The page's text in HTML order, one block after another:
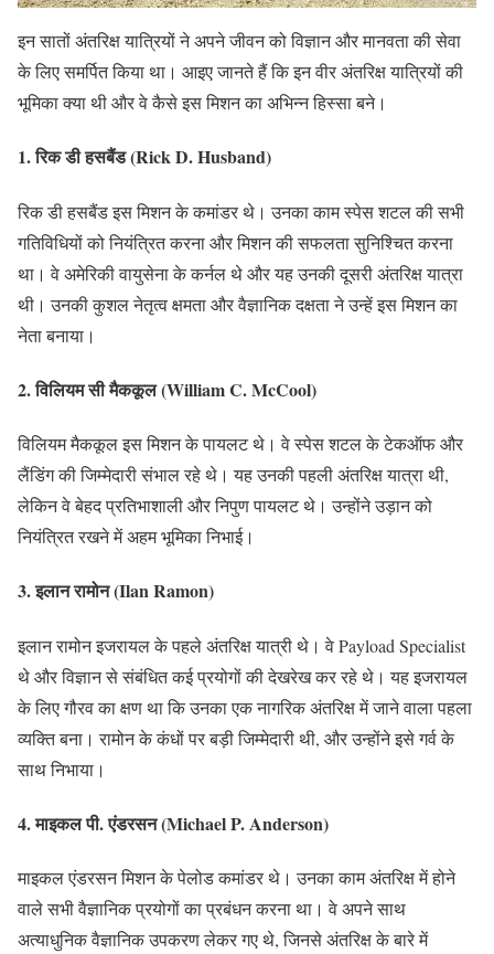
इन सातों अंतरिक्ष यात्रियों ने अपने जीवन को विज्ञान और मानवता की सेवा
के लिए समर्पित किया था। आइए जानते हैं कि इन वीर अंतरिक्ष यात्रियों की
भूमिका क्या थी और वे कैसे इस मिशन का अभिन्न हिस्सा बने।
1.रिक डी हसबैंड (Rick D. Husband)
रिक डी हसबैंड इस मिशन के कमांडर थे। उनका काम स्पेस शटल की सभी
गतिविधियों को नियंत्रित करना और मिशन की सफलता सुनिश्चित करना
था। वे अमेरिकी वायुसेना के कर्नल थे और यह उनकी दूसरी अंतरिक्ष यात्रा
थी। उनकी कुशल नेतृत्व क्षमता और वैज्ञानिक दक्षता ने उन्हें इस मिशन का
नेता बनाया।
2.विलियम सी मैककूल (William C. McCool)
विलियम मैककूल इस मिशन के पायलट थे। वे स्पेस शटल के टेकऑफ और
लैंडिंग की जिम्मेदारी संभाल रहे थे। यह उनकी पहली अंतरिक्ष यात्रा थी,
लेकिन वे बेहद प्रतिभाशाली और निपुण पायलट थे। उन्होंने उड़ान को
नियंत्रित रखने में अहम भूमिका निभाई।
3.इलान रामोन (Ilan Ramon)
इलान रामोन इजरायल के पहले अंतरिक्ष यात्री थे। वे Payload Specialist
थे और विज्ञान से संबंधित कई प्रयोगों की देखरेख कर रहे थे। यह इजरायल
के लिए गौरव का क्षण था कि उनका एक नागरिक अंतरिक्ष में जाने वाला पहला
व्यक्ति बना। रामोन के कंधों पर बड़ी जिम्मेदारी थी, और उन्होंने इसे गर्व के
साथ निभाया।
4.माइकल पी. एंडरसन (Michael P. Anderson)
माइकल एंडरसन मिशन के पेलोड कमांडर थे। उनका काम अंतरिक्ष में होने
वाले सभी वैज्ञानिक प्रयोगों का प्रबंधन करना था। वे अपने साथ
अत्याधुनिक वैज्ञानिक उपकरण लेकर गए थे, जिनसे अंतरिक्ष के बारे में